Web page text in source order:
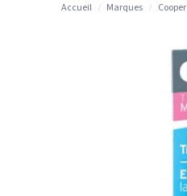
Accueil / Marques / Cooper